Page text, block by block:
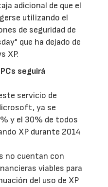
adicional de que el
utilizando el
de seguridad de
que ha dejado de
XP.
seguirá
servicio de
ya se
y el 30% de todos
XP durante 2014
no cuentan con
viables para
del uso de XP